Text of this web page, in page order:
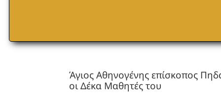
Άγιος Αθηνογένης επίσκοπος
οι Δέκα Μαθητές του